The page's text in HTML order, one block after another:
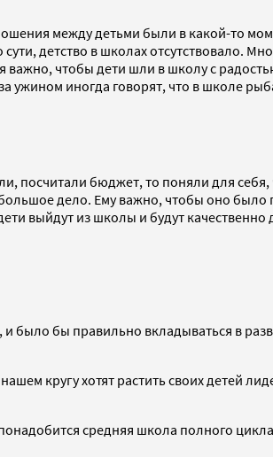
между детьми были в какой-то
детство в школах отсутствовало.
чтобы дети шли в школу с
иногда говорят, что в школе
бюджет, то поняли для себя,
дело. Ему важно, чтобы оно
выйдут из школы и будут
бы правильно вкладываться в
кругу хотят растить своих детей
средняя школа полного